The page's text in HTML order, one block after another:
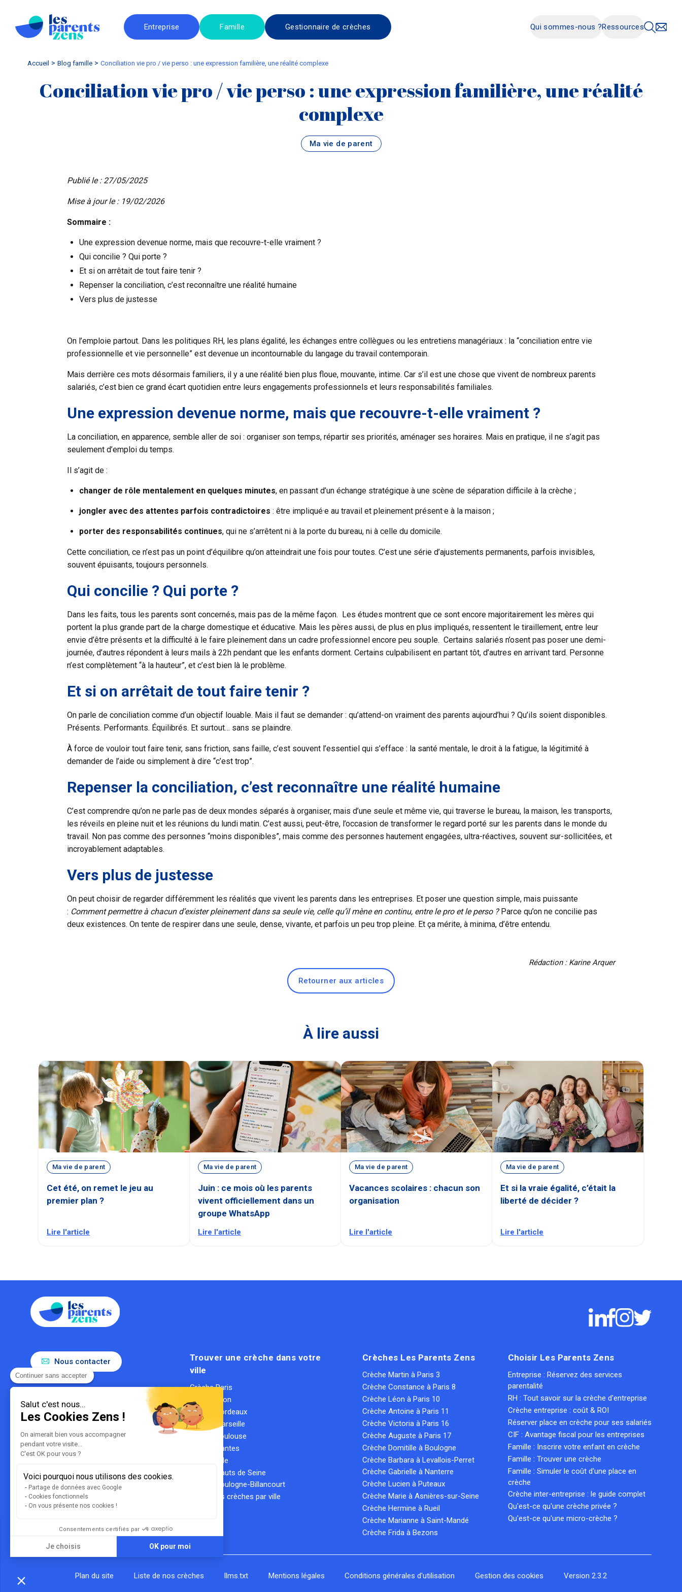
Continuer sans accepter
Salut c'est nous...
Les Cookies Zens !
On aimerait bien vous accompagner
pendant votre visite...
C'est OK pour vous ?
Voici pourquoi nous utilisons des cookies.
Partage de données avec Google
Cookies fonctionnels
On vous présente nos cookies !
Consentements certifiés par
Je choisis OK pour moi
Notre plateforme vous permet d'adapter et de gérer vos paramètres de confidentialité, en garantissant la conformité avec les réglementations. Personnalisez vos préférences pour contrôler la manière
Entreprise Famille Gestionnaire de crèches Qui sommes-nous ?Ressources
Accueil blog famille Conciliation vie pro / vie perso : une expression familière, une réalité complexe
Conciliation vie pro / vie perso : une expression familière, une réalité
complexe
Ma vie de parent
Publié le : 27/05/2025
Mise à jour le : 19/02/2026
Sommaire :
Une expression devenue norme, mais que recouvre-t-elle vraiment ?
Qui concilie ? Qui porte ?
Et si on arrêtait de tout faire tenir ?
Repenser la conciliation, c’est reconnaître une réalité humaine
Vers plus de justesse
On l’emploie partout. Dans les politiques RH, les plans égalité, les échanges entre collègues ou les entretiens managériaux : la “conciliation entre vie
professionnelle et vie personnelle” est devenue un incontournable du langage du travail contemporain.
Mais derrière ces mots désormais familiers, il y a une réalité bien plus floue, mouvante, intime. Car s’il est une chose que vivent de nombreux parents
salariés, c’est bien ce grand écart quotidien entre leurs engagements professionnels et leurs responsabilités familiales.
Une expression devenue norme, mais que recouvre-t-elle vraiment ?
La conciliation, en apparence, semble aller de soi : organiser son temps, répartir ses priorités, aménager ses horaires. Mais en pratique, il ne s’agit pas
seulement d’emploi du temps.
Il s’agit de :
changer de rôle mentalement en quelques minutes, en passant d’un échange stratégique à une scène de séparation difficile à la crèche ;
jongler avec des attentes parfois contradictoires : être impliqué·e au travail et pleinement présent·e à la maison ;
porter des responsabilités continues, qui ne s’arrêtent ni à la porte du bureau, ni à celle du domicile.
Cette conciliation, ce n’est pas un point d’équilibre qu’on atteindrait une fois pour toutes. C’est une série d’ajustements permanents, parfois invisibles,
souvent épuisants, toujours personnels.
Qui concilie ? Qui porte ?
Dans les faits, tous les parents sont concernés, mais pas de la même façon. Les études montrent que ce sont encore majoritairement les mères qui
portent la plus grande part de la charge domestique et éducative. Mais les pères aussi, de plus en plus impliqués, ressentent le tiraillement, entre leur
envie d’être présents et la difficulté à le faire pleinement dans un cadre professionnel encore peu souple. Certains salariés n’osent pas poser une demi-
journée, d’autres répondent à leurs mails à 22h pendant que les enfants dorment. Certains culpabilisent en partant tôt, d’autres en arrivant tard. Personne
n’est complètement “à la hauteur”, et c’est bien là le problème.
Et si on arrêtait de tout faire tenir ?
On parle de conciliation comme d’un objectif louable. Mais il faut se demander : qu’attend-on vraiment des parents aujourd’hui ? Qu’ils soient disponibles.
Présents. Performants. Équilibrés. Et surtout… sans se plaindre.
À force de vouloir tout faire tenir, sans friction, sans faille, c’est souvent l’essentiel qui s’efface : la santé mentale, le droit à la fatigue, la légitimité à
demander de l’aide ou simplement à dire “c’est trop”.
Repenser la conciliation, c’est reconnaître une réalité humaine
C’est comprendre qu’on ne parle pas de deux mondes séparés à organiser, mais d’une seule et même vie, qui traverse le bureau, la maison, les transports,
les réveils en pleine nuit et les réunions du lundi matin. C’est aussi, peut-être, l’occasion de transformer le regard porté sur les parents dans le monde du
travail. Non pas comme des personnes “moins disponibles”, mais comme des personnes hautement engagées, ultra-réactives, souvent sur-sollicitées, et
incroyablement adaptables.
Vers plus de justesse
On peut choisir de regarder différemment les réalités que vivent les parents dans les entreprises. Et poser une question simple, mais puissante
: Comment permettre à chacun d’exister pleinement dans sa seule vie, celle qu’il mène en continu, entre le pro et le perso ?Parce qu’on ne concilie pas
deux existences. On tente de respirer dans une seule, dense, vivante, et parfois un peu trop pleine. Et ça mérite, à minima, d’être entendu.
Rédaction : Karine Arquer
Retourner aux articles
À lire aussi
Ma vie de parent
Cet été, on remet le jeu au
premier plan ?
Lire l'article
Ma vie de parent
Juin : ce mois où les parents
vivent officiellement dans un
groupe WhatsApp
Lire l'article
Ma vie de parent
Vacances scolaires : chacun son
organisation
Lire l'article
Ma vie de parent
Et si la vraie égalité, c’était la
liberté de décider ?
Lire l'article
Nous contacter
Le référent de la parentalité en
entreprise
Gestionnaire de crèches
1ère entreprise du secteur des
certifiée B Corp
Trouver une crèche dans votre
ville
Crèche Paris
Crèche Lyon
Crèche Bordeaux
Crèche Marseille
Crèche Toulouse
Crèche Nantes
Crèche Lille
Crèche Hauts de Seine
Crèche Boulogne-Billancourt
Toutes les crèches par ville
Crèches Les Parents Zens
Crèche Martin à Paris 3
Crèche Constance à Paris 8
Crèche Léon à Paris 10
Crèche Antoine à Paris 11
Crèche Victoria à Paris 16
Crèche Auguste à Paris 17
Crèche Domitille à Boulogne
Crèche Barbara à Levallois-Perret
Crèche Gabrielle à Nanterre
Crèche Lucien à Puteaux
Crèche Marie à Asnières-sur-Seine
Crèche Hermine à Rueil
Crèche Marianne à Saint-Mandé
Crèche Frida à Bezons
Choisir Les Parents Zens
Entreprise : Réservez des services
parentalité
RH : Tout savoir sur la crèche d'entreprise
Crèche entreprise : coût & ROI
Réserver place en crèche pour ses salariés
CIF : Avantage fiscal pour les entreprises
Famille : Inscrire votre enfant en crèche
Famille : Trouver une crèche
Famille : Simuler le coût d'une place en
crèche
Crèche inter-entreprise : le guide complet
Qu'est-ce qu'une crèche privée ?
Qu'est-ce qu'une micro-crèche ?
Plan du site Liste de nos crèches llms.txt Mentions légales Conditions générales d'utilisation Gestion des cookies Version 2.3.2